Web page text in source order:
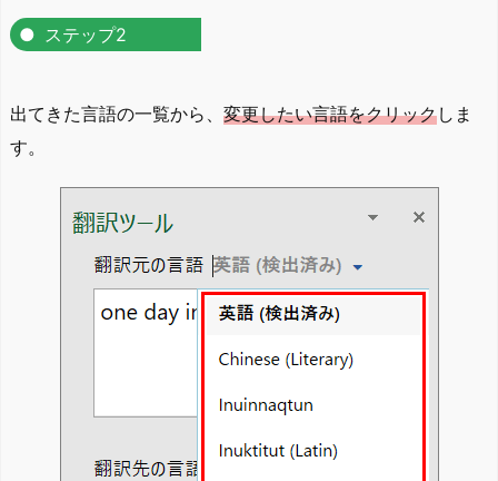
ステップ2
出てきた言語の一覧から、 変更したい言語をクリックしま
す。